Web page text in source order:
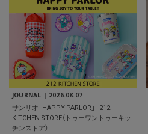
JOURNAL | 2026.08.07
サンリオ「HAPPY PARLOR」 | 212
KITCHEN STORE（トゥーワントゥーキッ
チンストア）